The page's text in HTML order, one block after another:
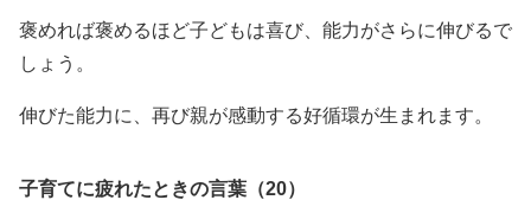
褒めれば褒めるほど子どもは喜び、能力がさらに伸びるで
しょう。
伸びた能力に、再び親が感動する好循環が生まれます。
子育てに疲れたときの言葉（20）